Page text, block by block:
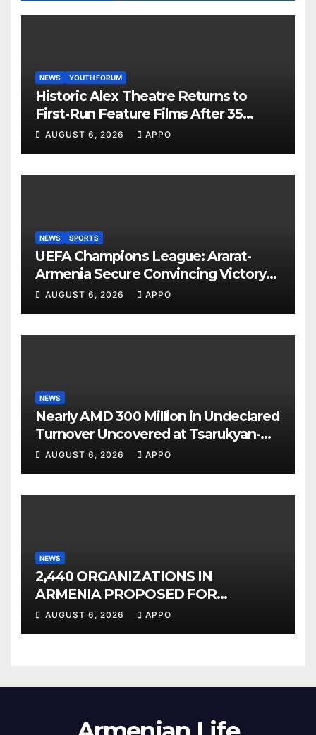
NEWS YOUTH FORUM
Historic Alex Theatre Returns to
First-Run Feature Films After 35
Years
AUGUST 6, 2026 APPO
NEWS SPORTS
UEFA Champions League: Ararat-
Armenia Secure Convincing Victory
Over Shamrock Rovers 2-0
AUGUST 6, 2026 APPO
NEWS
Nearly AMD 300 Million in Undeclared
Turnover Uncovered at Tsarukyan-
Owned Entertainment Center
AUGUST 6, 2026 APPO
NEWS
2,440 ORGANIZATIONS IN
ARMENIA PROPOSED FOR
INCLUSION IN LIST OF AIR
AUGUST 6, 2026 APPO